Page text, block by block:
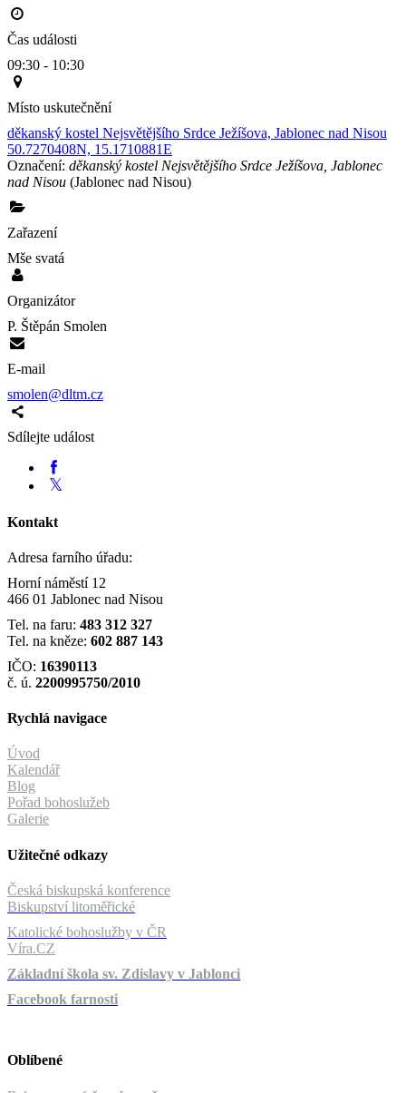
Čas události
09:30 - 10:30
Místo uskutečnění
děkanský kostel Nejsvětějšího Srdce Ježíšova, Jablonec nad Nisou
50.7270408N, 15.1710881E
Označení: děkanský kostel Nejsvětějšího Srdce Ježíšova, Jablonec
nad Nisou (Jablonec nad Nisou)
Zařazení
Mše svatá
Organizátor
P. Štěpán Smolen
E-mail
smolen@dltm.cz
Sdílejte událost
Kontakt
Adresa farního úřadu:
Horní náměstí 12
466 01 Jablonec nad Nisou
Tel. na faru: 483 312 327
Tel. na kněze: 602 887 143
IČO: 16390113
č. ú. 2200995750/2010
Rychlá navigace
Úvod
Kalendář
Blog
Pořad bohoslužeb
Galerie
Užitečné odkazy
Česká biskupská konference
Biskupství litoměřické
Katolické bohoslužby v ČR
Víra.CZ
Základní škola sv. Zdislavy v Jablonci
Facebook farnosti
Oblíbené